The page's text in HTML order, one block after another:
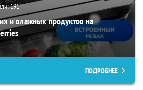
191
и влажных продуктов на
ПОДРОБНЕЕ